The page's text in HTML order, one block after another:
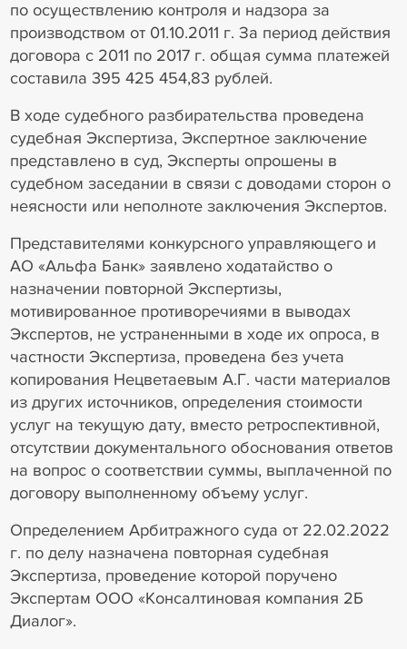
по осуществлению контроля и надзора за
производством от 01.10.2011 г. За период действия
договора с 2011 по 2017 г. общая сумма платежей
составила 395 425 454,83 рублей.
В ходе судебного разбирательства проведена
судебная Экспертиза, Экспертное заключение
представлено в суд, Эксперты опрошены в
судебном заседании в связи с доводами сторон о
неясности или неполноте заключения Экспертов.
Представителями конкурсного управляющего и
АО «Альфа Банк» заявлено ходатайство о
назначении повторной Экспертизы,
мотивированное противоречиями в выводах
Экспертов, не устраненными в ходе их опроса, в
частности Экспертиза, проведена без учета
копирования Нецветаевым А.Г. части материалов
из других источников, определения стоимости
услуг на текущую дату, вместо ретроспективной,
отсутствии документального обоснования ответов
на вопрос о соответствии суммы, выплаченной по
договору выполненному объему услуг.
Определением Арбитражного суда от 22.02.2022
г. по делу назначена повторная судебная
Экспертиза, проведение которой поручено
Экспертам ООО «Консалтиновая компания 2Б
Диалог».